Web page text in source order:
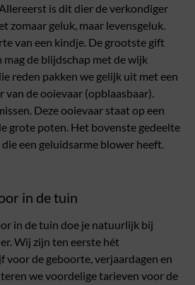
is dit dier de verkondiger
zomaar geluk, maar levensgeluk.
van een kindje. De grootste gift
de blijdschap met de wijk
reden pakken we gelijk uit met een
de ooievaar (opblaasbaar).
Deze ooievaar staat op een
grote poten. Het bovenste gedeelte
een geluidsarme blower heeft.
in de tuin
in de tuin doe je natuurlijk bij
Wij zijn ten eerste hét
de geboorte, verjaardagen en
we voordelige tarieven voor de